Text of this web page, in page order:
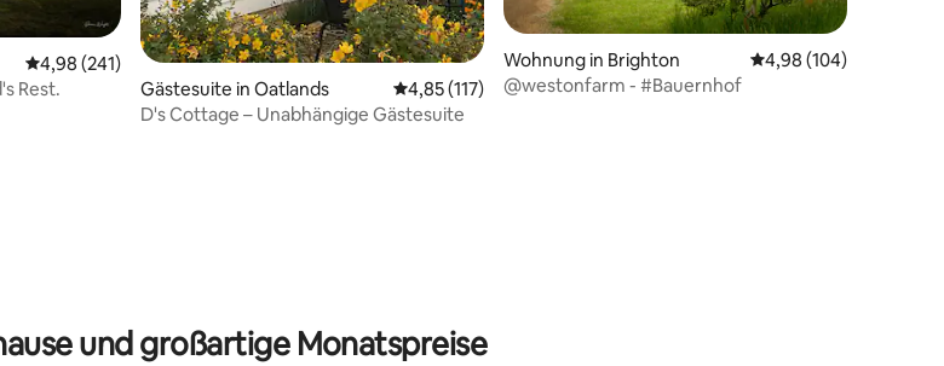
Bewertungen
Durchschnittliche Bewertung: 4,98 von 5, 241 Bewertungen
4,98 (241)
Rest.
Gästesuite in Oatlands Durchschnittliche Bewertung: 4,85 von 5, 117 Bewertungen
4,85 (117)
D's Cottage – Unabhängige Gästesuite
Wohnung in Brighton Durchschnittliche
4,98 (104)
@westonfarm - #Bauernhof
und großartige Monatspreise